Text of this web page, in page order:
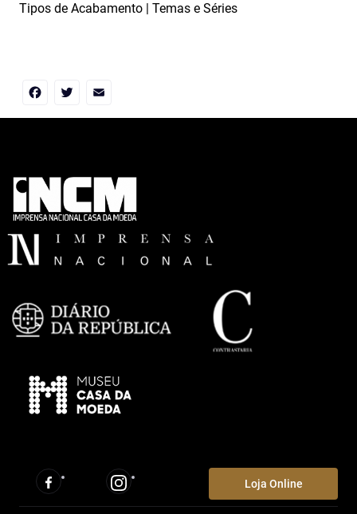
Tipos de Acabamento | Temas e Séries
Facebook
Twitter
Email
Loja Online